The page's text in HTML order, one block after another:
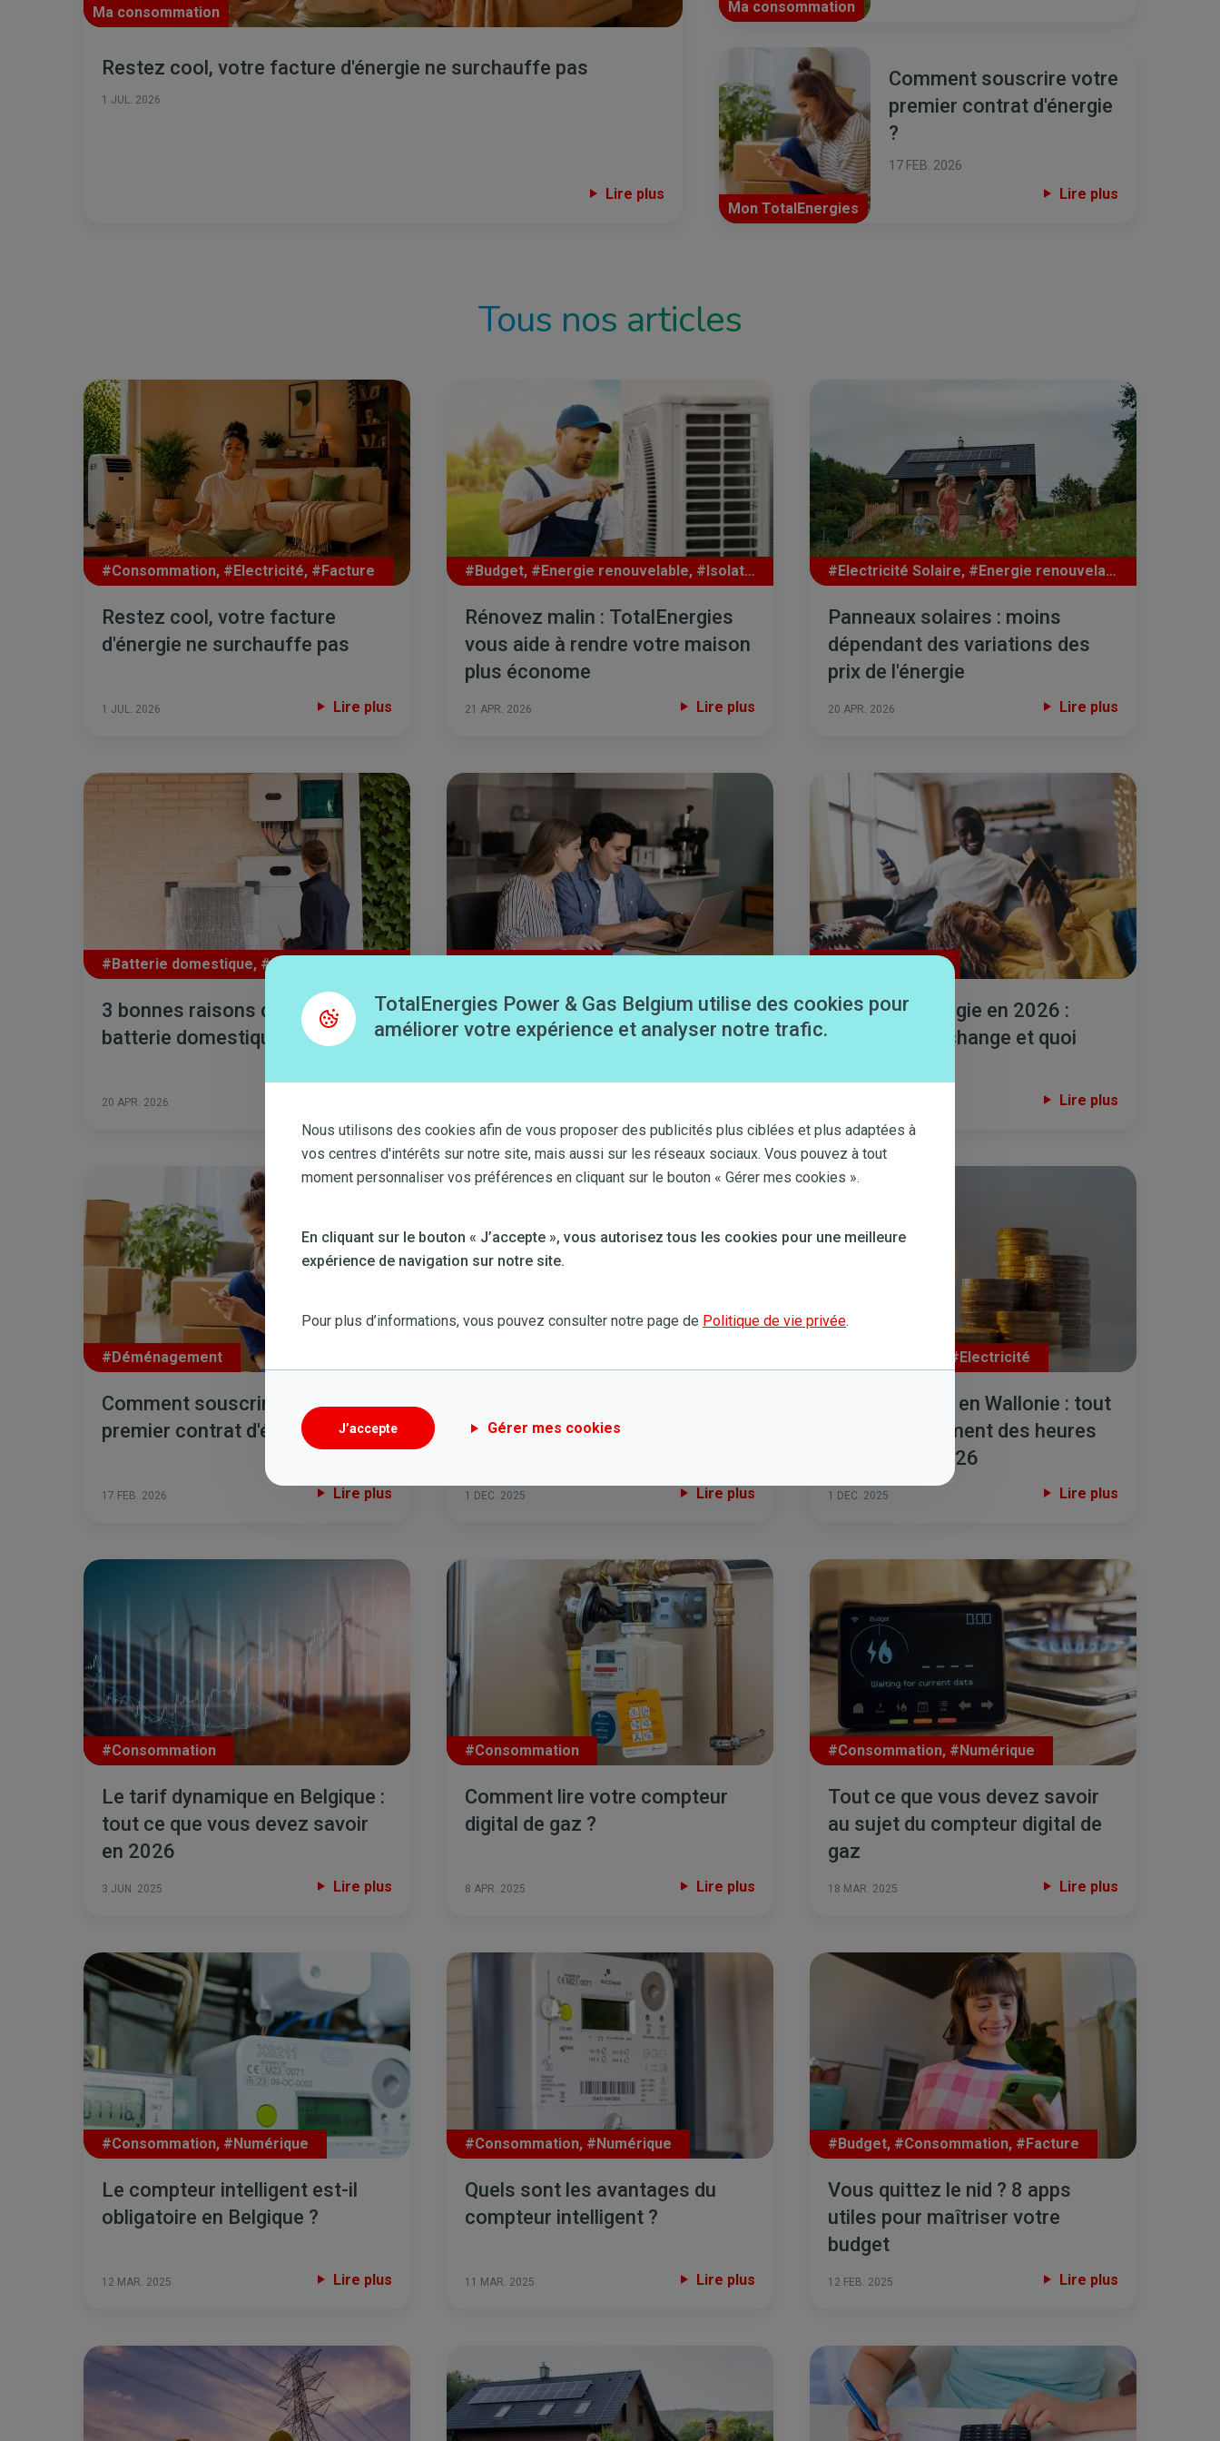
Ma consommation
Restez cool, votre facture d'énergie ne surchauffe pas
1 JUL. 2026
Lire plus
Ma consommation
Mon TotalEnergies
Comment souscrire votre
premier contrat d'énergie
?
17 FEB. 2026
Lire plus
Tous nos articles
#Consommation, #Electricité, #Facture
Restez cool, votre facture
d'énergie ne surchauffe pas
1 JUL. 2026 Lire plus
#Budget, #Energie renouvelable, #Isolation
Rénovez malin : TotalEnergies
vous aide à rendre votre maison
plus économe
21 APR. 2026 Lire plus
#Electricité Solaire, #Energie renouvelable
Panneaux solaires : moins
dépendant des variations des
prix de l'énergie
20 APR. 2026 Lire plus
#Batterie domestique, #Consommation
3 bonnes raisons d’installer une
batterie domestique
20 APR. 2026
Choisir un contrat fixe ou
variable en 2026 ? Est-ce le bon
Facture d'énergie en 2026 :
qu'est-ce qui change et quoi
Lire plus
#Déménagement
Comment souscrire votre
premier contrat d'énergie ?
17 FEB. 2026 Lire plus
des heures creuses
1 DEC. 2025 Lire plus
#Electricité
Tarif bihoraire en Wallonie : tout
sur le changement des heures
creuses en 2026
1 DEC. 2025 Lire plus
#Consommation
Le tarif dynamique en Belgique :
tout ce que vous devez savoir
en 2026
3 JUN. 2025 Lire plus
#Consommation
Comment lire votre compteur
digital de gaz ?
8 APR. 2025 Lire plus
#Consommation, #Numérique
Tout ce que vous devez savoir
au sujet du compteur digital de
gaz
18 MAR. 2025 Lire plus
#Consommation, #Numérique
Le compteur intelligent est-il
obligatoire en Belgique ?
12 MAR. 2025 Lire plus
#Consommation, #Numérique
Quels sont les avantages du
compteur intelligent ?
11 MAR. 2025 Lire plus
#Budget, #Consommation, #Facture
Vous quittez le nid ? 8 apps
utiles pour maîtriser votre
budget
12 FEB. 2025 Lire plus
TotalEnergies Power & Gas Belgium utilise des cookies pour
améliorer votre expérience et analyser notre trafic.
Nous utilisons des cookies afin de vous proposer des publicités plus ciblées et plus adaptées à
vos centres d'intérêts sur notre site, mais aussi sur les réseaux sociaux. Vous pouvez à tout
moment personnaliser vos préférences en cliquant sur le bouton « Gérer mes cookies ».
En cliquant sur le bouton « J’accepte », vous autorisez tous les cookies pour une meilleure
expérience de navigation sur notre site.
Pour plus d’informations, vous pouvez consulter notre page de Politique de vie privée.
J’accepte Gérer mes cookies